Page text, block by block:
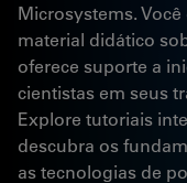
Microsystems.
material didático
oferece suporte a
cientistas em seus
Explore tutoriais
descubra os
as tecnologias de